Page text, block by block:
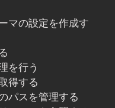
マの設定を作成す
を行う
得する
パスを管理する